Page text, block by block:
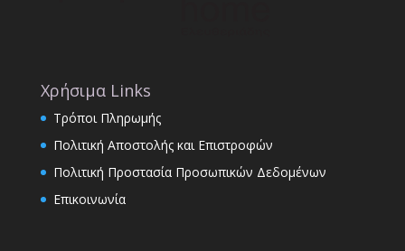
Χρήσιμα Links
Τρόποι Πληρωμής
Πολιτική Αποστολής και Επιστροφών
Πολιτική Προστασία Προσωπικών Δεδομένων
Επικοινωνία